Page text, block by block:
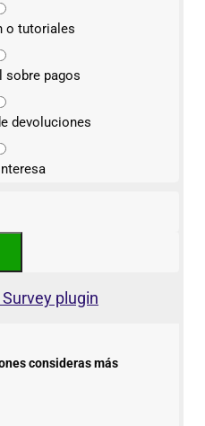
o tutoriales
sobre pagos
devoluciones
plugin
consideras más